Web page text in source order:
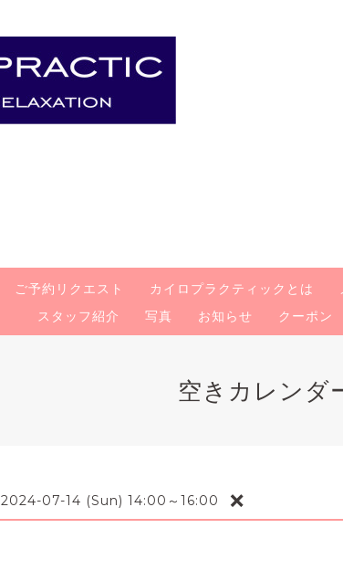
ご予約リクエスト カイロプラクティックとは
スタッフ紹介
写真 お知らせ クーポン
空きカレンダ
2024-07-14 (Sun) 14:00～16:00 ❌